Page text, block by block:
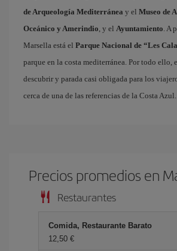
de Arqueología Mediterránea y el Museo de
Oceánico y Amerindio , y el Ayuntamiento . A
Marsella está el Parque Nacional de “Les
parque en la costa mediterránea. Por todo ello,
descubrir y parada casi obligada para los
cerca de una de las referencias de la Costa Azul.
Precios promedios en
Restaurantes
Comida, Restaurante Barato
12,50 €